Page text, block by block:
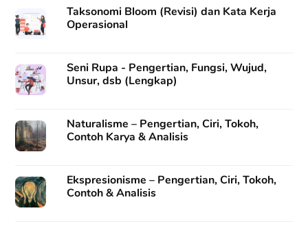
Taksonomi Bloom (Revisi) dan Kata Kerja
Operasional
Seni Rupa - Pengertian, Fungsi, Wujud,
Unsur, dsb (Lengkap)
Naturalisme – Pengertian, Ciri, Tokoh,
Contoh Karya & Analisis
Ekspresionisme – Pengertian, Ciri, Tokoh,
Contoh & Analisis